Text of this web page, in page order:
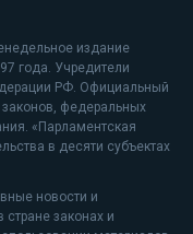
издание
года. Учредители
РФ. Официальный
федеральных
«Парламентская
в десяти субъектах
новости и
законах и